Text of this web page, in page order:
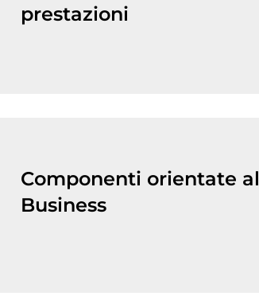
prestazioni
Componenti orientate al
Business